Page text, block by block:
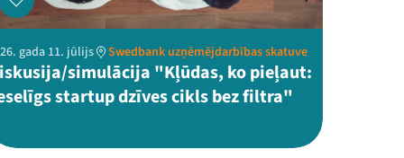
gada 11. jūlijs Swedbank uzņēmējdarbības skatuve
simulācija "Kļūdas, ko pieļaut:
startup dzīves cikls bez filtra"